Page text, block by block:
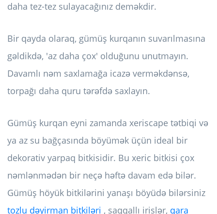
daha tez-tez sulayacağınız deməkdir.
Bir qayda olaraq, gümüş kurqanın suvarılmasına
gəldikdə, 'az daha çox' olduğunu unutmayın.
Davamlı nəm saxlamağa icazə verməkdənsə,
torpağı daha quru tərəfdə saxlayın.
Gümüş kurqan eyni zamanda xeriscape tətbiqi və
ya az su bağçasında böyümək üçün ideal bir
dekorativ yarpaq bitkisidir. Bu xeric bitkisi çox
nəmlənmədən bir neçə həftə davam edə bilər.
Gümüş höyük bitkilərini yanaşı böyüdə bilərsiniz
tozlu dəyirman bitkiləri , saqqallı irislər, qara